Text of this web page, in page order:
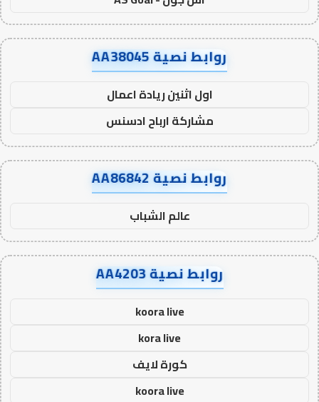
روابط نصية AA38045
اول اثنين ريادة اعمال
مشاركة ارباح ادسنس
روابط نصية AA86842
عالم الشباب
روابط نصية AA4203
koora live
kora live
كورة لايف
koora live